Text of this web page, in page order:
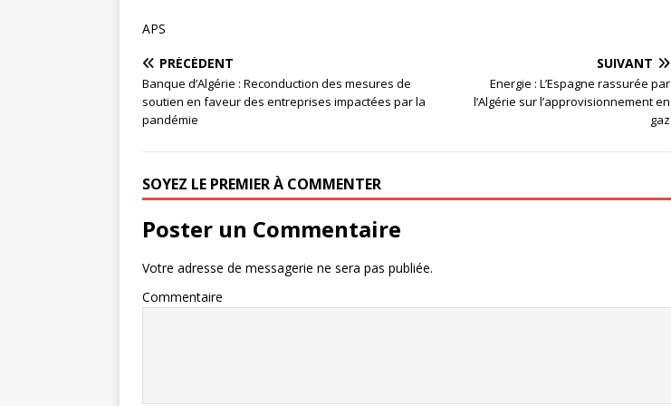
APS
PRÉCÉDENT
Banque d’Algérie : Reconduction des mesures de
soutien en faveur des entreprises impactées par la
pandémie
SUIVANT
Energie : L’Espagne rassurée par
l’Algérie sur l’approvisionnement en
gaz
SOYEZ LE PREMIER À COMMENTER
Poster un Commentaire
Votre adresse de messagerie ne sera pas publiée.
Commentaire